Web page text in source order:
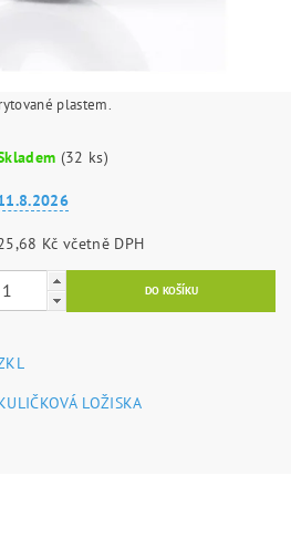
plastem.
(32 ks)
25,68 Kč včetně DPH
LOŽISKA